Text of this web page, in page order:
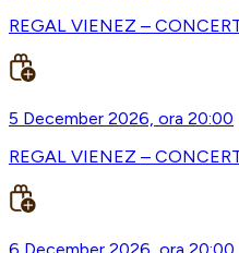
REGAL VIENEZ –
5 December 2026, ora 20:00
REGAL VIENEZ –